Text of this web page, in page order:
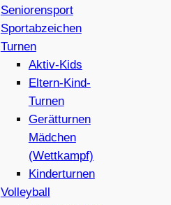
Seniorensport
Sportabzeichen
Turnen
Aktiv-Kids
Eltern-Kind-
Turnen
Gerätturnen
Mädchen
(Wettkampf)
Kinderturnen
Volleyball